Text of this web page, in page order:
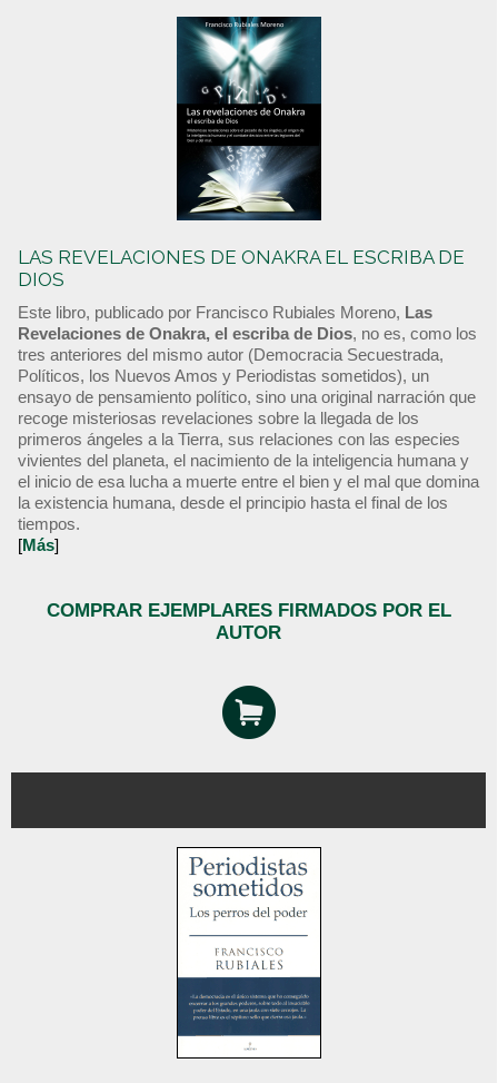
LAS REVELACIONES DE ONAKRA EL ESCRIBA DE
DIOS
Este libro, publicado por Francisco Rubiales Moreno, Las
Revelaciones de Onakra, el escriba de Dios, no es, como los
tres anteriores del mismo autor (Democracia Secuestrada,
Políticos, los Nuevos Amos y Periodistas sometidos), un
ensayo de pensamiento político, sino una original narración que
recoge misteriosas revelaciones sobre la llegada de los
primeros ángeles a la Tierra, sus relaciones con las especies
vivientes del planeta, el nacimiento de la inteligencia humana y
el inicio de esa lucha a muerte entre el bien y el mal que domina
la existencia humana, desde el principio hasta el final de los
tiempos.
[Más]
COMPRAR EJEMPLARES FIRMADOS POR EL
AUTOR